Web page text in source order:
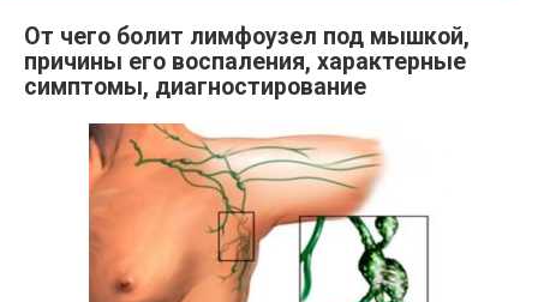
От чего болит лимфоузел под мышкой,
причины его воспаления, характерные
симптомы, диагностирование